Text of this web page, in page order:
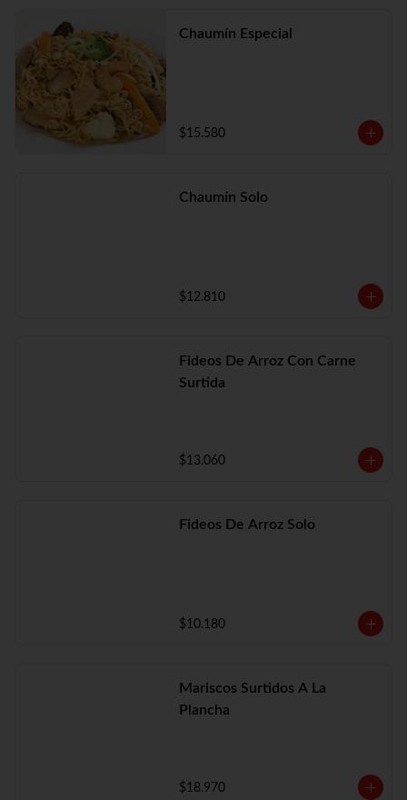
Chaumín Especial
$15.580
Chaumín Solo
$12.810
Fideos De Arroz Con Carne
Surtida
$13.060
Fideos De Arroz Solo
$10.180
Mariscos Surtidos A La
Plancha
$18.970